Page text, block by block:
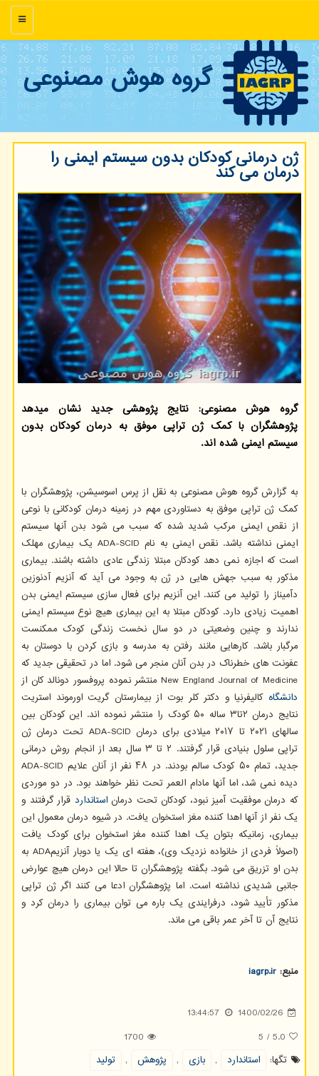
منو
گروه هوش مصنوعی
ژن درمانی كودكان بدون سیستم ایمنی را
درمان می كند
گروه هوش مصنوعی: نتایج پژوهشی جدید نشان میدهد
پژوهشگران با کمک ژن تراپی موفق به درمان کودکان بدون
سیستم ایمنی شده اند.
به گزارش گروه هوش مصنوعی به نقل از پرس اسوسیشن، پژوهشگران با
کمک ژن تراپی موفق به دستاوردی مهم در زمینه درمان کودکانی با نوعی
از نقص ایمنی مرکب شدید شده که سبب می شود بدن آنها سیستم
ایمنی نداشته باشد. نقص ایمنی به نام ADA-SCID یک بیماری مهلک
است که اجازه نمی دهد کودکان مبتلا زندگی عادی داشته باشند. بیماری
مذکور به سبب جهش هایی در ژن به وجود می آید که آنزیم آدنوزین
دآمیناز را تولید می کنند. این آنزیم برای فعال سازی سیستم ایمنی بدن
اهمیت زیادی دارد. کودکان مبتلا به این بیماری هیچ نوع سیستم ایمنی
ندارند و چنین وضعیتی در دو سال نخست زندگی کودک ممکنست
مرگبار باشد. کارهایی مانند رفتن به مدرسه و بازی کردن با دوستان به
عفونت های خطرناک در بدن آنان منجر می شود. اما در تحقیقی جدید که
New England Journal of Medicine منتشر نموده پروفسور دونالد کان از
دانشگاه کالیفرنیا و دکتر کلر بوت از بیمارستان گریت اورموند استریت
نتایج درمان ۲تا۳ ساله ۵۰ کودک را منتشر نموده اند. این کودکان بین
سالهای ۲۰۲۱ تا ۲۰۱۷ میلادی برای درمان ADA-SCID تحت درمان ژن
تراپی سلول بنیادی قرار گرفتند. ۲ تا ۳ سال بعد از انجام روش درمانی
جدید، تمام ۵۰ کودک سالم بودند. در ۴۸ نفر از آنان علایم ADA-SCID
دیده نمی شد، اما آنها مادام العمر تحت نظر خواهند بود. در دو موردی
که درمان موفقیت آمیز نبود، کودکان تحت درماناستاندارد قرار گرفتند و
یک نفر از آنها اهدا کننده مغز استخوان یافت. در شیوه درمان معمول این
بیماری، زمانیکه بتوان یک اهدا کننده مغز استخوان برای کودک یافت
(اصولاً فردی از خانواده نزدیک وی)، هفته ای یک یا دوبار آنزیمADA به
بدن او تزریق می شود. بگفته پژوهشگران تا حالا این درمان هیچ عوارض
جانبی شدیدی نداشته است. اما پژوهشگران ادعا می کنند اگر ژن تراپی
مذکور تأیید شود، درفرایندی یک باره می توان بیماری را درمان کرد و
نتایج آن تا آخر عمر باقی می ماند.
منبع: iagrp.ir
1400/02/26
13:44:57
5.0
/
5
1700
تگها:
استاندارد , بازی , پژوهش ,
تولید